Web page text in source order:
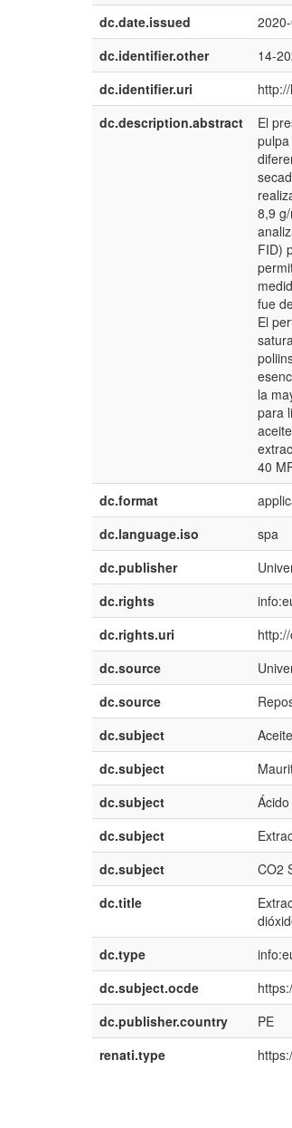
dc.date.issued
dc.identifier.other
14-
dc.identifier.uri
dc.description.abstract
El
8,9
FID)
fue
El
la
para
40
dc.format
dc.language.iso
spa
dc.publisher
dc.rights
dc.rights.uri
dc.source
dc.source
dc.subject
dc.subject
dc.subject
dc.subject
dc.subject
CO2
dc.title
dc.type
dc.subject.ocde
dc.publisher.country
PE
renati.type